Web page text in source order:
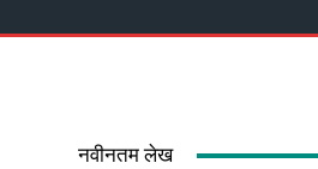
नवीनतम लेख